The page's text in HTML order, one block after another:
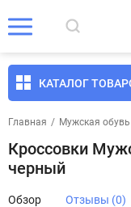
КАТАЛОГ
Главная / Мужская обувь
Кроссовки
черный
Обзор Отзывы (0)